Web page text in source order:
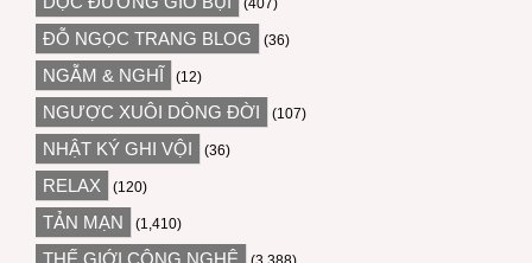
(407)
ĐỖ NGỌC TRANG BLOG (36)
NGẪM & NGHĨ (12)
NGƯỢC XUÔI DÒNG ĐỜI (107)
NHẬT KÝ GHI VỘI (36)
RELAX (120)
TẢN MẠN (1,410)